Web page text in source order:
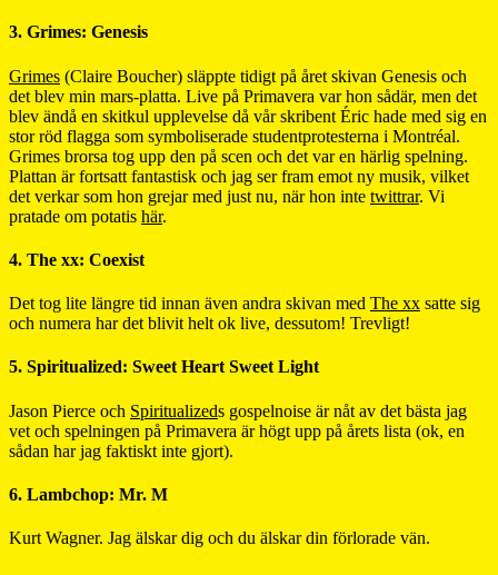
3. Grimes: Genesis
Grimes (Claire Boucher) släppte tidigt på året skivan Genesis och
det blev min mars-platta. Live på Primavera var hon sådär, men det
blev ändå en skitkul upplevelse då vår skribent Éric hade med sig en
stor röd flagga som symboliserade studentprotesterna i Montréal.
Grimes brorsa tog upp den på scen och det var en härlig spelning.
Plattan är fortsatt fantastisk och jag ser fram emot ny musik, vilket
det verkar som hon grejar med just nu, när hon inte twittrar. Vi
pratade om potatis här.
4. The xx: Coexist
Det tog lite längre tid innan även andra skivan med The xx satte sig
och numera har det blivit helt ok live, dessutom! Trevligt!
5. Spiritualized: Sweet Heart Sweet Light
Jason Pierce och Spiritualizeds gospelnoise är nåt av det bästa jag
vet och spelningen på Primavera är högt upp på årets lista (ok, en
sådan har jag faktiskt inte gjort).
6. Lambchop: Mr. M
Kurt Wagner. Jag älskar dig och du älskar din förlorade vän.